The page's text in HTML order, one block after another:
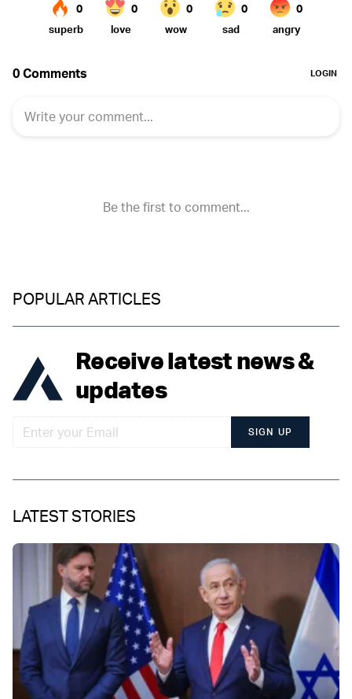
POPULAR ARTICLES
Receive latest news &
updates
SIGN UP
LATEST STORIES